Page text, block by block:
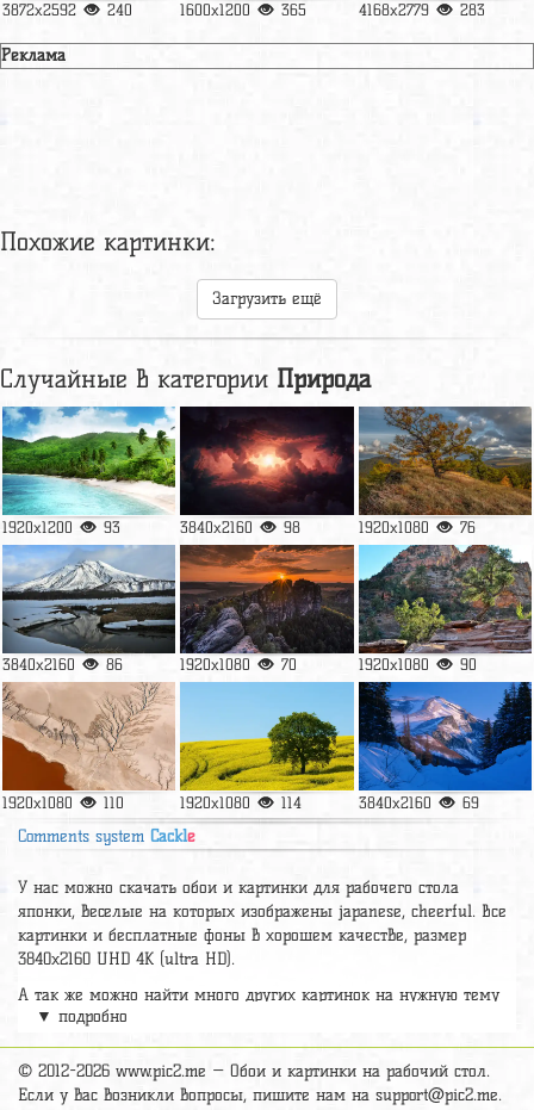
3872x2592 240 1600x1200 365 4168x2779 283
Реклама
Похожие картинки:
Загрузить ещё
Случайные в категории Природа
1920x1200 93 3840x2160 98 1920x1080 76
3840x2160 86 1920x1080 70 1920x1080 90
1920x1080 110 1920x1080 114 3840x2160 69
Comments system Cackle
У нас можно скачать обои и картинки для рабочего стола
японки, веселые на которых изображены japanese, cheerful. Все
картинки и бесплатные фоны в хорошем качестве, размер
3840x2160 UHD 4К (ultra HD).
А так же можно найти много других картинок на нужную тему
разделобои Природа
большое количество красивых широкоформатных картинок, фото
и обоев хорошего hd качества бесплатно и на телефон.
▼ подробно
© 2012-2026 www.pic2.me — Обои и картинки на рабочий стол.
Если у вас возникли вопросы, пишите нам на support@pic2.me.